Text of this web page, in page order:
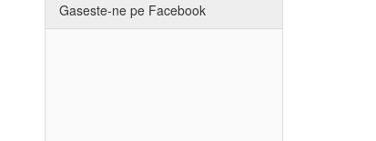
Gaseste-ne pe Facebook